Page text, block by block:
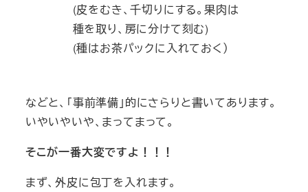
(皮をむき、千切りにする。果肉は
種を取り、房に分けて刻む)
(種はお茶パックに入れておく）
などと、「事前準備」的にさらりと書いてあります。
いやいやいや、まってまって。
そこが一番大変ですよ！！！
まず、外皮に包丁を入れます。